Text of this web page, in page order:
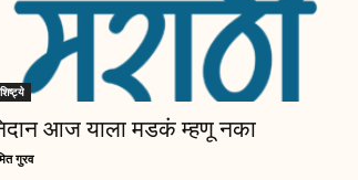
आज याला मडकं म्हणू नका
गुरव